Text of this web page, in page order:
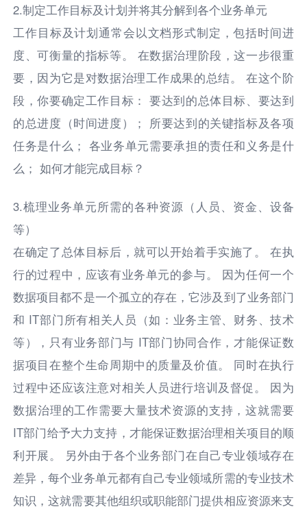
2.制定工作目标及计划并将其分解到各个业务单元
工作目标及计划通常会以文档形式制定，包括时间进
度、可衡量的指标等。 在数据治理阶段，这一步很重
要，因为它是对数据治理工作成果的总结。 在这个阶
段，你要确定工作目标： 要达到的总体目标、要达到
的总进度（时间进度）； 所要达到的关键指标及各项
任务是什么； 各业务单元需要承担的责任和义务是什
么； 如何才能完成目标？
3.梳理业务单元所需的各种资源（人员、资金、设备
等）
在确定了总体目标后，就可以开始着手实施了。 在执
行的过程中，应该有业务单元的参与。 因为任何一个
数据项目都不是一个孤立的存在，它涉及到了业务部门
和 IT部门所有相关人员（如：业务主管、财务、技术
等），只有业务部门与 IT部门协同合作，才能保证数
据项目在整个生命周期中的质量及价值。 同时在执行
过程中还应该注意对相关人员进行培训及督促。 因为
数据治理的工作需要大量技术资源的支持，这就需要
IT部门给予大力支持，才能保证数据治理相关项目的顺
利开展。 另外由于各个业务部门在自己专业领域存在
差异，每个业务单元都有自己专业领域所需的专业技术
知识，这就需要其他组织或职能部门提供相应资源来支